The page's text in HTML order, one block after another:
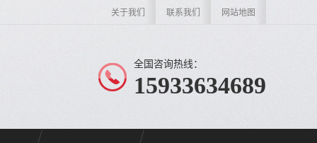
关于我们 联系我们 网站地图
全国咨询热线：
15933634689